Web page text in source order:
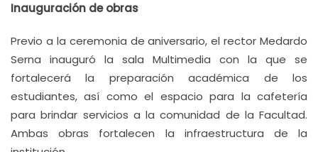
Inauguración de obras
Previo a la ceremonia de aniversario, el rector Medardo
Serna inauguró la sala Multimedia con la que se
fortalecerá la preparación académica de los
estudiantes, así como el espacio para la cafetería
para brindar servicios a la comunidad de la Facultad.
Ambas obras fortalecen la infraestructura de la